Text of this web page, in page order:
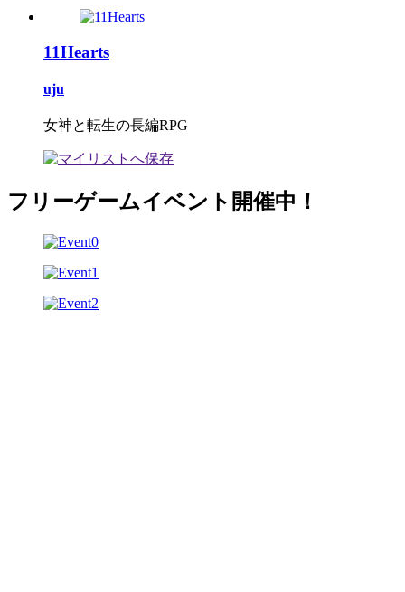
11Hearts
uju
女神と転生の長編RPG
フリーゲームイベント開催中！